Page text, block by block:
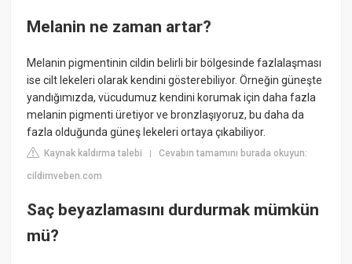
Melanin ne zaman artar?
Melanin pigmentinin cildin belirli bir bölgesinde fazlalaşması
ise cilt lekeleri olarak kendini gösterebiliyor. Örneğin güneşte
yandığımızda, vücudumuz kendini korumak için daha fazla
melanin pigmenti üretiyor ve bronzlaşıyoruz, bu daha da
fazla olduğunda güneş lekeleri ortaya çıkabiliyor.
Kaynak kaldırma talebi |Cevabın tamamını burada okuyun:
cildimveben.com
Saç beyazlamasını durdurmak mümkün
mü?